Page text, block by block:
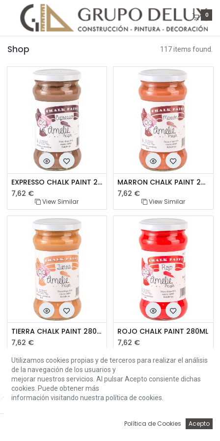
Default
0
Shop 117 items found.
EXPRESSO CHALK PAINT 280ML
7,62 €
View Similar
MARRON CHALK PAINT 280ML
7,62 €
View Similar
TIERRA CHALK PAINT 280ML
7,62 €
ROJO CHALK PAINT 280ML
7,62 €
Utilizamos cookies propias y de terceros para realizar el análisis
de la navegación de los usuarios y
mejorar nuestros servicios. Al pulsar Acepto consiente dichas
cookies. Puede obtener más
información visitando nuestra política de cookies.
Política de Cookies Acepto